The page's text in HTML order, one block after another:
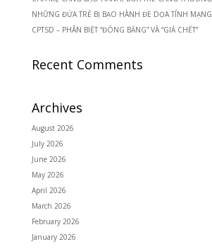
NHỮNG ĐỨA TRẺ BỊ BẠO HÀNH ĐE DỌA TÍNH MẠNG
CPTSD – PHÂN BIỆT “ĐÓNG BĂNG” VÀ “GIẢ CHẾT”
Recent Comments
Archives
August 2026
July 2026
June 2026
May 2026
April 2026
March 2026
February 2026
January 2026